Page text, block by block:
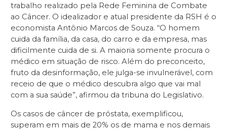
trabalho realizado pela Rede Feminina de Combate
ao Câncer. O idealizador e atual presidente da RSH é o
economista Antônio Marcos de Souza. “O homem
cuida da família, da casa, do carro e da empresa, mas
dificilmente cuida de si. A maioria somente procura o
médico em situação de risco. Além do preconceito,
fruto da desinformação, ele julga-se invulnerável, com
receio de que o médico descubra algo que vai mal
com a sua saúde”, afirmou da tribuna do Legislativo.
Os casos de câncer de próstata, exemplificou,
superam em mais de 20% os de mama e nos demais